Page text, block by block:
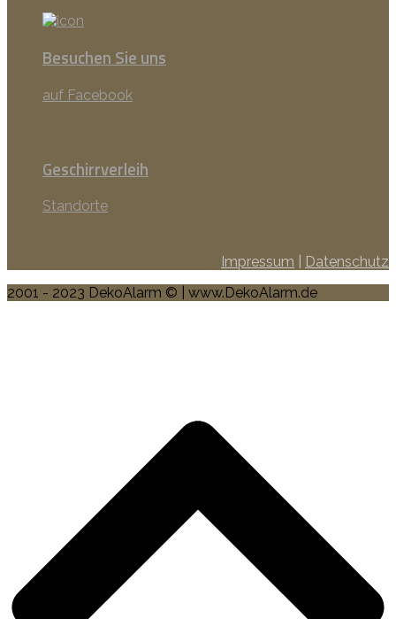
Besuchen Sie uns
auf Facebook
Geschirrverleih
Standorte
Impressum
Datenschutz
2001 - 2023 DekoAlarm © | www.DekoAlarm.de